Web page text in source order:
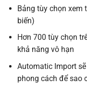
Bảng tùy chọn xem
biến)
Hơn 700 tùy chọn
khả năng vô hạn
Automatic Import
phong cách để sao